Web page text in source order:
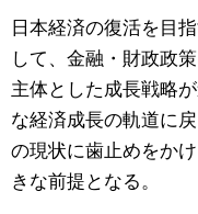
日本経済の復活を目
して、金融・財政政
主体とした成長戦略
な経済成長の軌道に
の現状に歯止めをか
きな前提となる。